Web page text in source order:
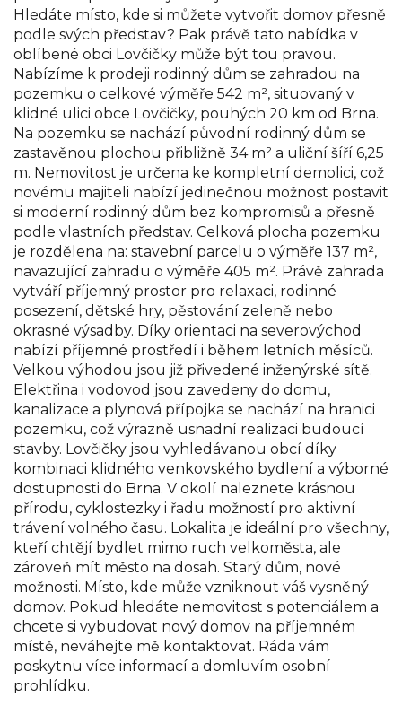
Hledáte místo, kde si můžete vytvořit domov přesně
podle svých představ? Pak právě tato nabídka v
oblíbené obci Lovčičky může být tou pravou.
Nabízíme k prodeji rodinný dům se zahradou na
pozemku o celkové výměře 542 m², situovaný v
klidné ulici obce Lovčičky, pouhých 20 km od Brna.
Na pozemku se nachází původní rodinný dům se
zastavěnou plochou přibližně 34 m² a uliční šíří 6,25
m. Nemovitost je určena ke kompletní demolici, což
novému majiteli nabízí jedinečnou možnost postavit
si moderní rodinný dům bez kompromisů a přesně
podle vlastních představ. Celková plocha pozemku
je rozdělena na: stavební parcelu o výměře 137 m²,
navazující zahradu o výměře 405 m². Právě zahrada
vytváří příjemný prostor pro relaxaci, rodinné
posezení, dětské hry, pěstování zeleně nebo
okrasné výsadby. Díky orientaci na severovýchod
nabízí příjemné prostředí i během letních měsíců.
Velkou výhodou jsou již přivedené inženýrské sítě.
Elektřina i vodovod jsou zavedeny do domu,
kanalizace a plynová přípojka se nachází na hranici
pozemku, což výrazně usnadní realizaci budoucí
stavby. Lovčičky jsou vyhledávanou obcí díky
kombinaci klidného venkovského bydlení a výborné
dostupnosti do Brna. V okolí naleznete krásnou
přírodu, cyklostezky i řadu možností pro aktivní
trávení volného času. Lokalita je ideální pro všechny,
kteří chtějí bydlet mimo ruch velkoměsta, ale
zároveň mít město na dosah. Starý dům, nové
možnosti. Místo, kde může vzniknout váš vysněný
domov. Pokud hledáte nemovitost s potenciálem a
chcete si vybudovat nový domov na příjemném
místě, neváhejte mě kontaktovat. Ráda vám
poskytnu více informací a domluvím osobní
prohlídku.